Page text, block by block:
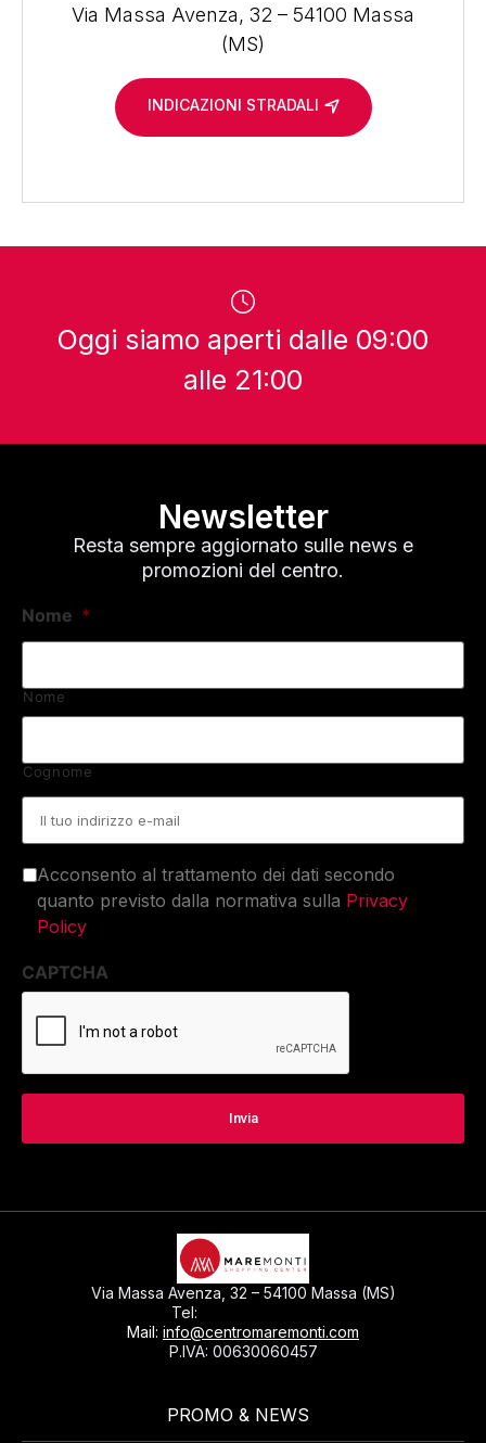
Via Massa Avenza, 32 – 54100 Massa
(MS)
INDICAZIONI STRADALI
Oggi siamo aperti dalle 09:00
alle 21:00
Newsletter
Resta sempre aggiornato sulle news e
promozioni del centro.
Nome *
Nome
Cognome
Acconsento al trattamento dei dati secondo
quanto previsto dalla normativa sulla Privacy
Policy
CAPTCHA
Via Massa Avenza, 32 – 54100 Massa (MS)
Tel:
Mail: info@centromaremonti.com
P.IVA: 00630060457
PROMO & NEWS